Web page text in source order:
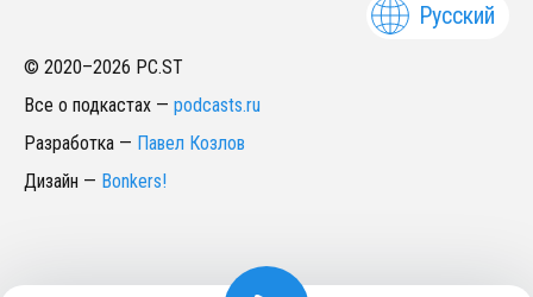
Русский
© 2020–2026 PC.ST
Все о подкастах — podcasts.ru
Разработка — Павел Козлов
Дизайн — Bonkers!